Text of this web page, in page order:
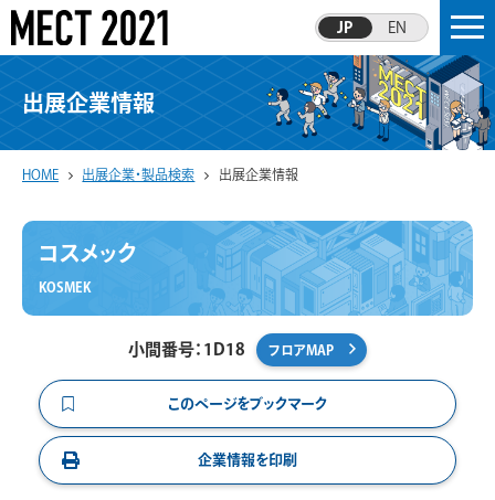
JP EN
出展企業情報
HOME 出展企業・製品検索 出展企業情報
コスメック
KOSMEK
小間番号：1D18 フロアMAP
このページをブックマーク
企業情報を印刷